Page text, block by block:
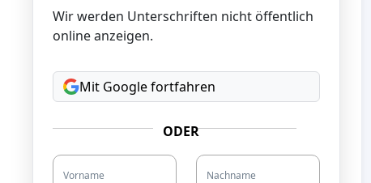
Wir werden Unterschriften nicht öffentlich
online anzeigen.
Mit Google fortfahren
ODER
Vorname Nachname